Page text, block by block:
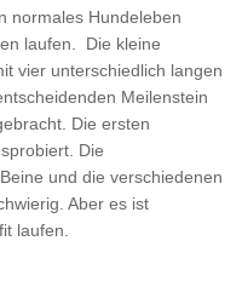
normales Hundeleben
laufen. Die kleine
vier unterschiedlich langen
Meilenstein
Die ersten
Die
und die verschiedenen
Aber es ist
laufen.